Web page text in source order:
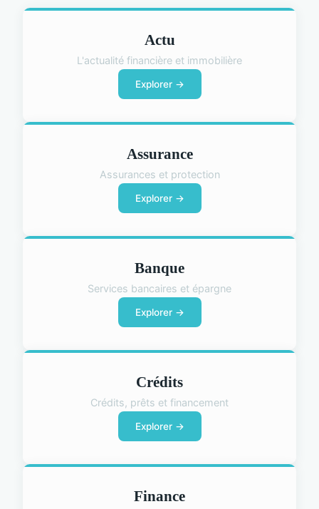
Actu
L'actualité financière et immobilière
Explorer →
Assurance
Assurances et protection
Explorer →
Banque
Services bancaires et épargne
Explorer →
Crédits
Crédits, prêts et financement
Explorer →
Finance